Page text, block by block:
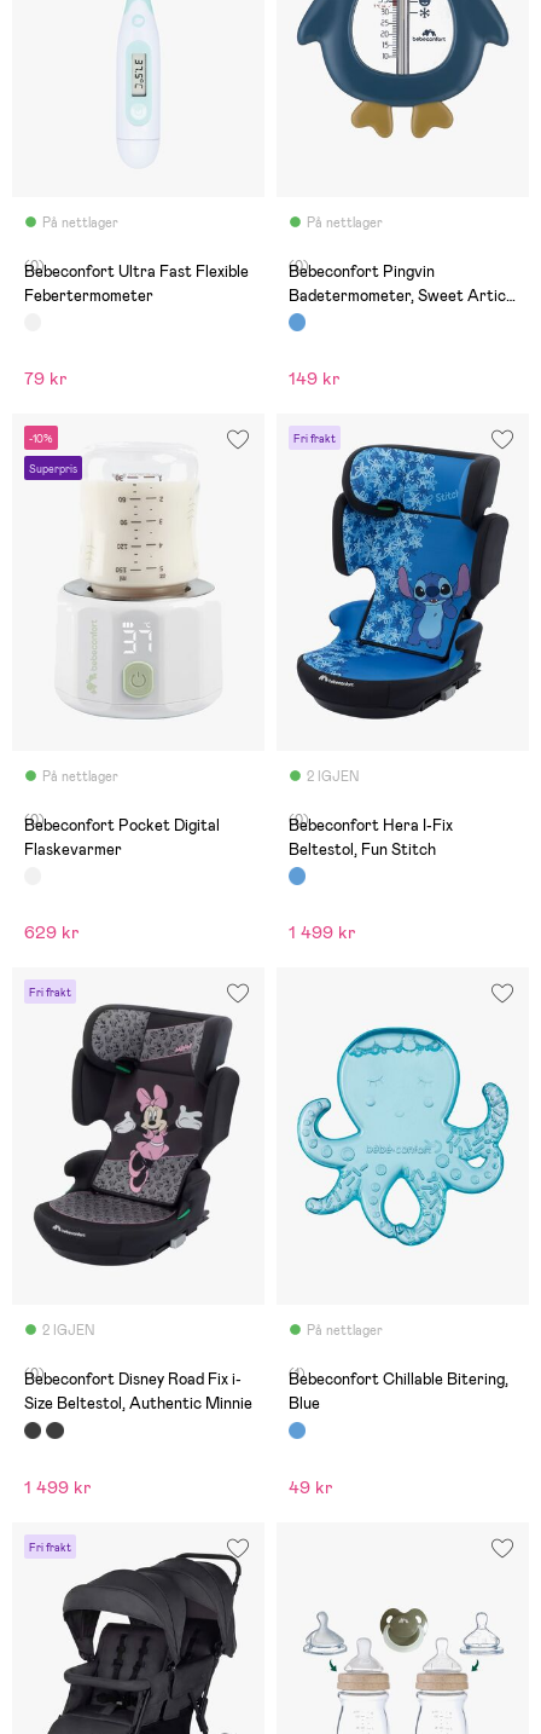
På nettlager
(0)
Bebeconfort Ultra Fast Flexible
Febertermometer
79 kr
På nettlager
(0)
Bebeconfort Pingvin
Badetermometer, Sweet Artic
Blue
149 kr
-10%
Superpris
På nettlager
(0)
Bebeconfort Pocket Digital
Flaskevarmer
629 kr
Fri frakt
2 IGJEN
(0)
Bebeconfort Hera I-Fix
Beltestol, Fun Stitch
1 499 kr
Fri frakt
2 IGJEN
(0)
Bebeconfort Disney Road Fix i-
Size Beltestol, Authentic Minnie
1 499 kr
På nettlager
(1)
Bebeconfort Chillable Bitering,
Blue
49 kr
Fri frakt